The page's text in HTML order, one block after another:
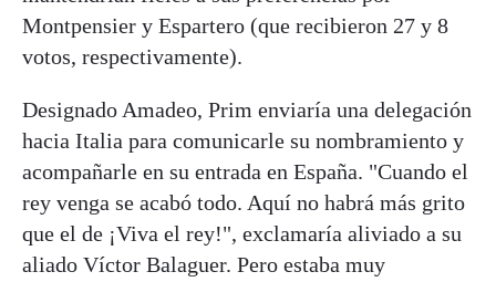
Montpensier y Espartero (que recibieron 27 y 8
votos, respectivamente).
Designado Amadeo, Prim enviaría una delegación
hacia Italia para comunicarle su nombramiento y
acompañarle en su entrada en España. "Cuando el
rey venga se acabó todo. Aquí no habrá más grito
que el de ¡Viva el rey!", exclamaría aliviado a su
aliado Víctor Balaguer. Pero estaba muy